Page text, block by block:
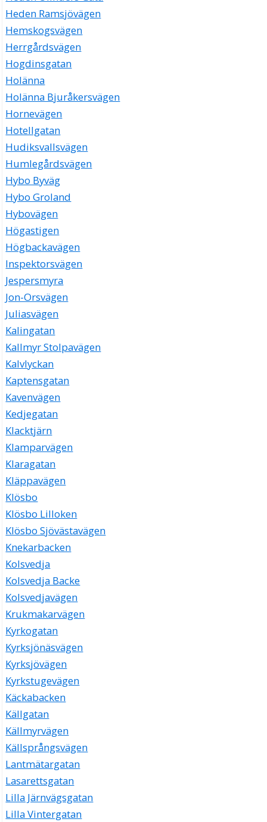
Heden Ramsjövägen
Hemskogsvägen
Herrgårdsvägen
Hogdinsgatan
Holänna
Holänna Bjuråkersvägen
Hornevägen
Hotellgatan
Hudiksvallsvägen
Humlegårdsvägen
Hybo Byväg
Hybo Groland
Hybovägen
Högastigen
Högbackavägen
Inspektorsvägen
Jespersmyra
Jon-Orsvägen
Juliasvägen
Kalingatan
Kallmyr Stolpavägen
Kalvlyckan
Kaptensgatan
Kavenvägen
Kedjegatan
Klacktjärn
Klamparvägen
Klaragatan
Kläppavägen
Klösbo
Klösbo Lilloken
Klösbo Sjövästavägen
Knekarbacken
Kolsvedja
Kolsvedja Backe
Kolsvedjavägen
Krukmakarvägen
Kyrkogatan
Kyrksjönäsvägen
Kyrksjövägen
Kyrkstugevägen
Käckabacken
Källgatan
Källmyrvägen
Källsprångsvägen
Lantmätargatan
Lasarettsgatan
Lilla Järnvägsgatan
Lilla Vintergatan